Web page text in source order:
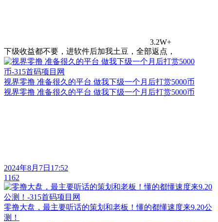
3.2W+
下级收益都不要，进软件后加我土豆，全部返点，
视界零撸 准备很久的平台 做我下级一个月后打赏5000币
视界零撸 准备很久的平台 做我下级一个月后打赏5000币
2024年8月7日17:52
1162
零撸大盘，最主要听话的策划和老板！懂的都懂速度来9.20公
测！